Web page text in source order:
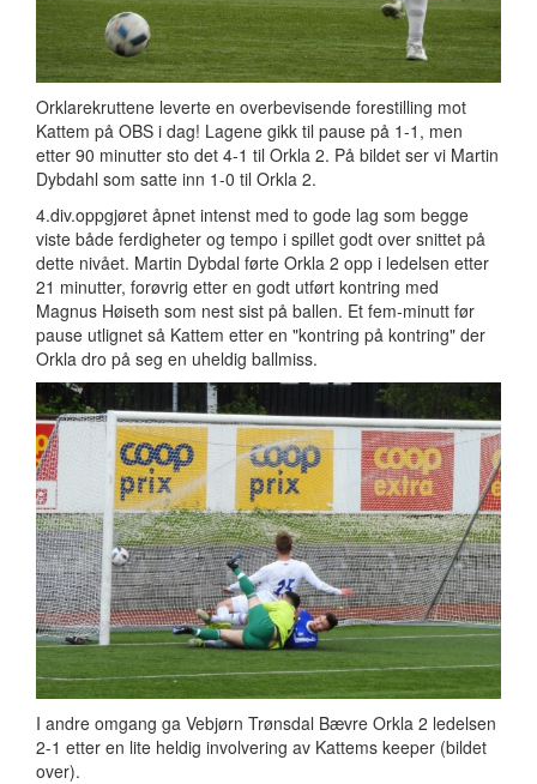
Orklarekruttene leverte en overbevisende forestilling mot
Kattem på OBS i dag! Lagene gikk til pause på 1-1, men
etter 90 minutter sto det 4-1 til Orkla 2. På bildet ser vi Martin
Dybdahl som satte inn 1-0 til Orkla 2.
4.div.oppgjøret åpnet intenst med to gode lag som begge
viste både ferdigheter og tempo i spillet godt over snittet på
dette nivået. Martin Dybdal førte Orkla 2 opp i ledelsen etter
21 minutter, forøvrig etter en godt utført kontring med
Magnus Høiseth som nest sist på ballen. Et fem-minutt før
pause utlignet så Kattem etter en "kontring på kontring" der
Orkla dro på seg en uheldig ballmiss.
I andre omgang ga Vebjørn Trønsdal Bævre Orkla 2 ledelsen
2-1 etter en lite heldig involvering av Kattems keeper (bildet
over).